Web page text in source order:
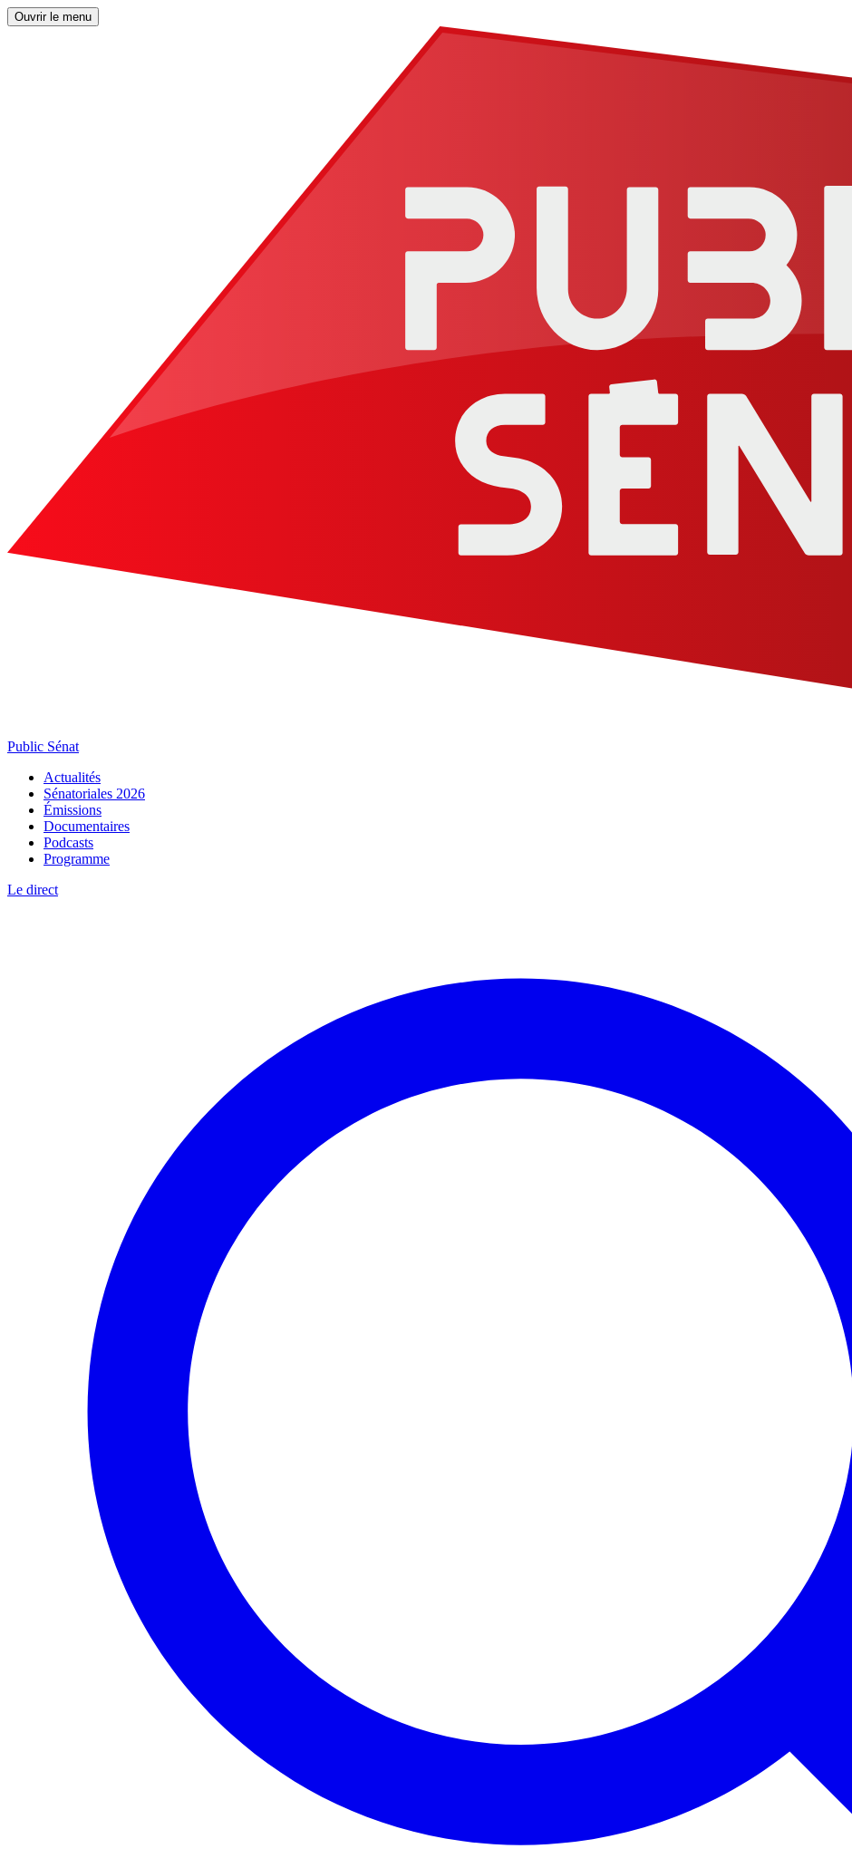
Ouvrir le menu
Public Sénat
Actualités
Sénatoriales 2026
Émissions
Documentaires
Podcasts
Programme
Le direct